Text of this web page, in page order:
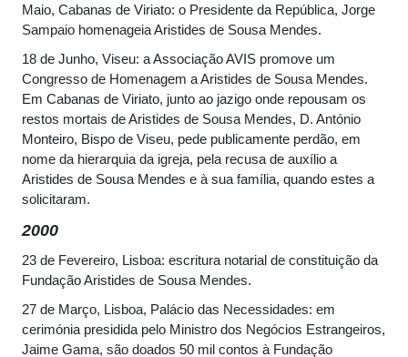
Maio, Cabanas de Viriato: o Presidente da República, Jorge
Sampaio homenageia Aristides de Sousa Mendes.
18 de Junho, Viseu: a Associação AVIS promove um
Congresso de Homenagem a Aristides de Sousa Mendes.
Em Cabanas de Viriato, junto ao jazigo onde repousam os
restos mortais de Aristides de Sousa Mendes, D. António
Monteiro, Bispo de Viseu, pede publicamente perdão, em
nome da hierarquia da igreja, pela recusa de auxílio a
Aristides de Sousa Mendes e à sua família, quando estes a
solicitaram.
2000
23 de Fevereiro, Lisboa: escritura notarial de constituição da
Fundação Aristides de Sousa Mendes.
27 de Março, Lisboa, Palácio das Necessidades: em
cerimónia presidida pelo Ministro dos Negócios Estrangeiros,
Jaime Gama, são doados 50 mil contos à Fundação